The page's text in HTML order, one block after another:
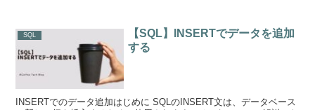
SQL
【SQL】INSERTでデータを追加
する
INSERTでのデータ追加はじめに SQLのINSERT文は、データベース